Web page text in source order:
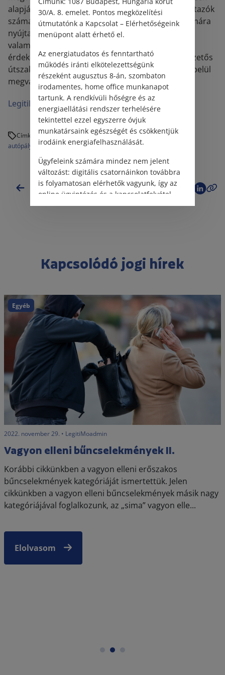
alapján az egynapos matricák valószínűleg az átutazók
számára lesz ideális választás, valamint azok számára
nyújtanak megoldást, akik tévesen hajtottak fel
valamely fizetős útszakaszra. A pótdíj elkerülése
érdekében ugyanis továbbra is lehetőség van a fizetős
útszakaszra való felhajtástól számítva 60 percen belül
megváltani az e-matricát.
LegitiMoadmin
Címkék:
autópálya
e-matricapótdíjútdíjúthasználati jogosultság
Vissza a hírekhez
Kapcsolódó jogi hírek
Egyéb
2022. december 2. • LegitiMoadmin
Esküvői szerződéses kisokos
Bár messze még a 2023-as szezon, az esküvői
szolgáltatók lefoglalása már javában megkezdődött.
Mindenki igyekszik minél jobb áron, minél
professzionálisabb szolgáltatásra szerződni. Nyilván az,
30/A. 8. emelet. Pontos megközelítési
útmutatónk a Kapcsolat – Elérhetőségeink
menüpont alatt érhető el.
Az energiatudatos és fenntartható
működés iránti elkötelezettségünk
részeként augusztus 8-án, szombaton
irodamentes, home office munkanapot
tartunk. A rendkívüli hőségre és az
energiaellátási rendszer terhelésére
tekintettel ezzel egyszerre óvjuk
munkatársaink egészségét és csökkentjük
irodáink energiafelhasználását.
Ügyfeleink számára mindez nem jelent
változást: digitális csatornáinkon továbbra
is folyamatosan elérhetők vagyunk, így az
online ügyintézés és a kapcsolatfelvétel
változatlanul biztosított.